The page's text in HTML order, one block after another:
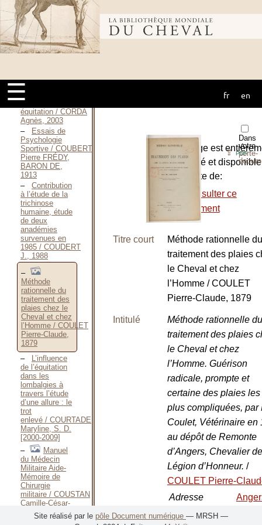
Bibliothèque
mondiale du
cheval
☰ fr en
l’Orne / CPHSCT
61, 2006
Influences
du traitement
ostéopathique
du plancher
Anne,
Septembre 2011
équitation / CORDA
Agnès, 2003
Essais de
Psychologie
Sportive / COUBERTIN
Pierre FRÉDY,
BARON DE,
1913
Contribution
à l’étude de la
trichinose
humaine, étude
de deux
anadémies
survenues en
1985 / COUDERT
J., 1988
Méthode
rationnelle du
traitement des
plaies chez le
Cheval et chez
l’Homme / COULET
Pierre-Claude,
1879
L’influence
de l’équitation
dans les
lombalgies à
travers l’étude
d’une allure : le
trot
enlevé / COURTADE
Maryline, S. D.
[2000-2009]
Manuel
du Médecin
Militaire Aide-
Mémoire de
Chirurgie
militaire / COUSTAN
Camille-César-
Clément-
Adolphe, 1897
Dans
votre
porte-
⇪PDF
L’ouvrage est
numérisé et disponible
sur le site de:
Consulter ce
document
Titre court
Méthode rationnelle du
traitement des plaies
le Cheval et chez
l’Homme / COULET
Pierre-Claude, 1879
Intitulé
Méthode rationnelle du
traitement des plaies
le Cheval et chez
l’Homme. Guérison
radicale, prompte et
certaine des plaies les
plus compliquées, par
Coulet, Vétérinaire en
au dépôt de Remonte
d’Angers, Chevalier
Légion d’Honneur. /
COULET Pierre-
Adresse
bibliographique
Site réalisé par le pôle Document numérique — MRSH —